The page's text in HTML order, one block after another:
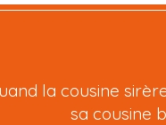
la cousine
sa cousine